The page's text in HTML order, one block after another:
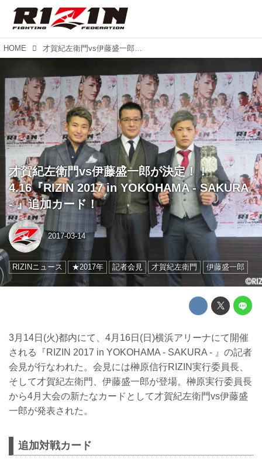
HOME 才賀紀左衛門vs伊藤盛一郎が決定！！ 4.16『RIZIN 2017 in YOKOHAMA - SAKURA - 』追加カード！
才賀紀左衛門vs伊藤盛一郎が決定！！
4.16『RIZIN 2017 in YOKOHAMA - SAKURA
- 』追加カード！
2017-03-14
RIZINニュース ★2017年 記者会見 才賀紀左衛門 伊藤盛一郎
3月14日(火)都内にて、4月16日(日)横浜アリーナにて開催
される『RIZIN 2017 in YOKOHAMA - SAKURA - 』の記者
会見が行なわれた。会見には榊原信行RIZIN実行委員長、
そして才賀紀左衛門、伊藤盛一郎が登場。榊原実行委員長
から4月大会の新たなカードとして才賀紀左衛門vs伊藤盛
一郎が発表された。
追加対戦カード